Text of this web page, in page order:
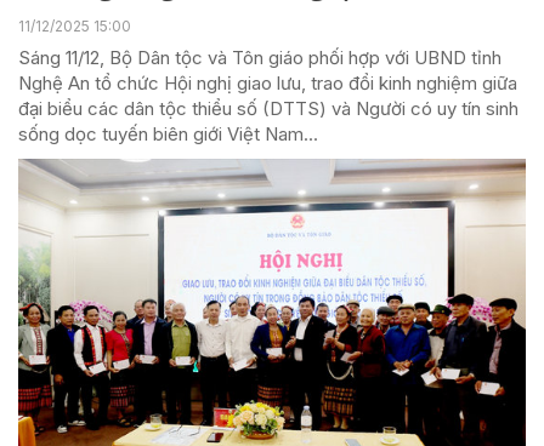
11/12/2025 15:00
Sáng 11/12, Bộ Dân tộc và Tôn giáo phối hợp với UBND tỉnh
Nghệ An tổ chức Hội nghị giao lưu, trao đổi kinh nghiệm giữa
đại biểu các dân tộc thiểu số (DTTS) và Người có uy tín sinh
sống dọc tuyến biên giới Việt Nam...